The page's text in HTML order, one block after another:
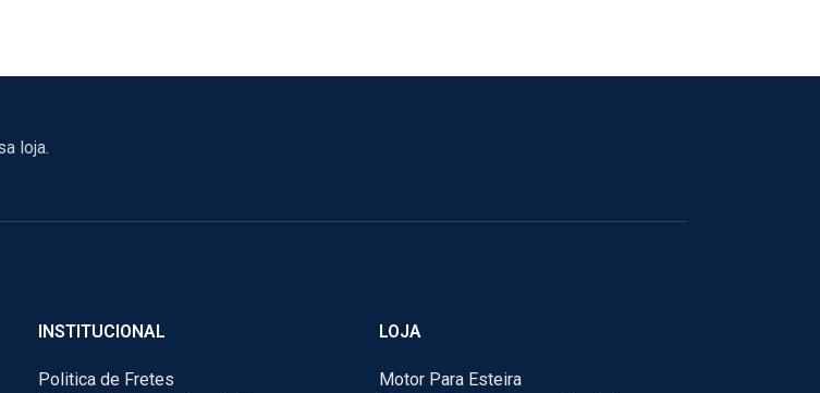
loja.
INSTITUCIONAL
Politica de Fretes
LOJA
Motor Para Esteira